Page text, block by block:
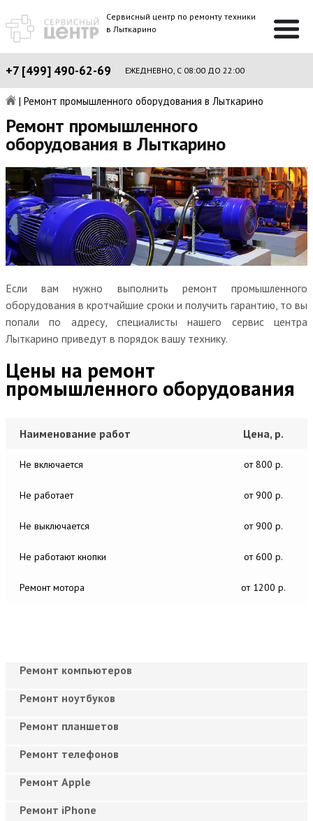
Сервисный центр по ремонту техники
в Лыткарино
+7 [499] 490-62-69 ЕЖЕДНЕВНО, С 08:00 ДО 22:00
| Ремонт промышленного оборудования в Лыткарино
Ремонт промышленного
оборудования в Лыткарино
Если вам нужно выполнить ремонт промышленного
оборудования в кротчайшие сроки и получить гарантию, то вы
попали по адресу, специалисты нашего сервис центра
Лыткарино приведут в порядок вашу технику.
Цены на ремонт
промышленного оборудования
Наименование работ Цена, р.
Не включается от 800 р.
Не работает от 900 р.
Не выключается от 900 р.
Не работают кнопки от 600 р.
Ремонт мотора от 1200 р.
Ремонт компьютеров
Ремонт ноутбуков
Ремонт планшетов
Ремонт телефонов
Ремонт Apple
Ремонт iPhone